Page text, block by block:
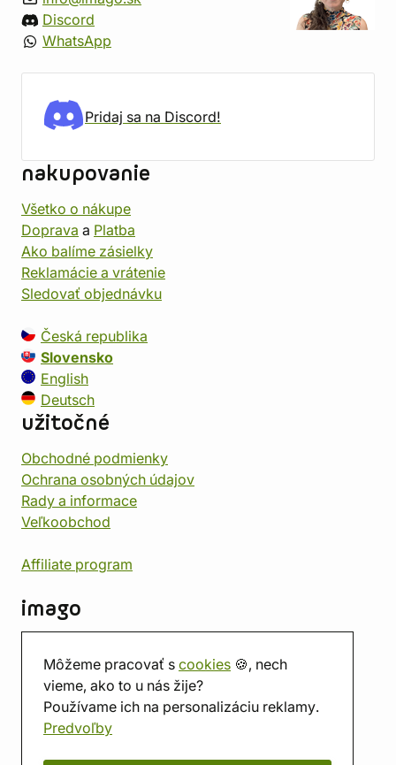
Môžeme pracovať s cookies 🍪, nech
vieme, ako to u nás žije?
Používame ich na personalizáciu reklamy.
Predvoľby
Discord
WhatsApp
Pridaj sa na Discord!
nakupovanie
Všetko o nákupe
Doprava a Platba
Ako balíme zásielky
Reklamácie a vrátenie
Sledovať objednávku
Česká republika
Slovensko
English
Deutsch
užitočné
Obchodné podmienky
Ochrana osobných údajov
Rady a informace
Veľkoobchod
Affiliate program
imago
Predajňa
Herňa
O nás
Hodnotenie obchodu